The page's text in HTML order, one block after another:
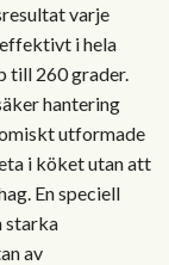
varje
i hela
till 260 grader.
hantering
utformade
i köket utan att
En speciell
starka
av